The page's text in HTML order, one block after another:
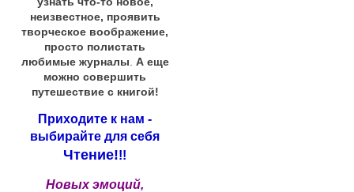
неизвестное, проявить
творческое воображение,
просто полистать
любимые журналы А еще
можно совершить
путешествие с книгой!
Приходите к нам -
выбирайте для себя
Чтение!!!
Новых эмоций,